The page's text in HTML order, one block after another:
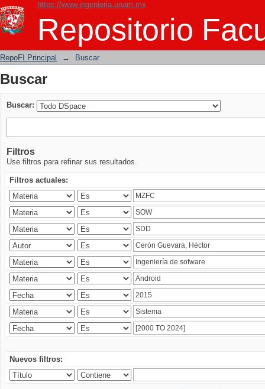
https://www.ingenieria.unam.mx
Repositorio
Buscar
RepoFI Principal → Buscar
Buscar
Buscar:
Filtros
Use filtros para refinar sus resultados.
Filtros actuales:
Nuevos filtros: